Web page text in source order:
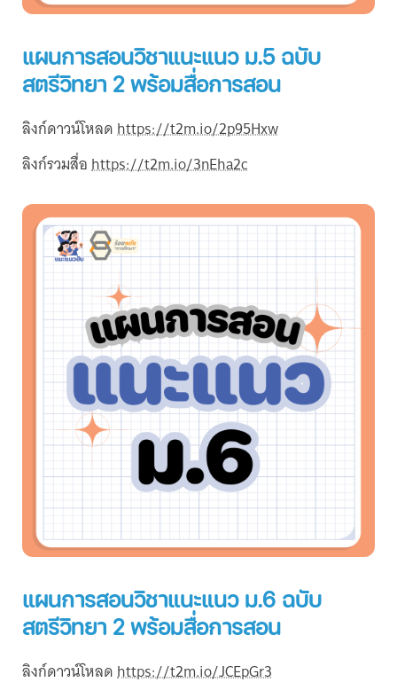
แผนการสอนวิชาแนะแนว ม.5 ฉบับ
สตรีวิทยา 2 พร้อมสื่อการสอน
ลิงก์ดาวน์โหลดhttps://t2m.io/2p95Hxw
ลิงก์รวมสื่อhttps://t2m.io/3nEha2c
แผนการสอนวิชาแนะแนว ม.6 ฉบับ
สตรีวิทยา 2 พร้อมสื่อการสอน
ลิงก์ดาวน์โหลดhttps://t2m.io/JCEpGr3